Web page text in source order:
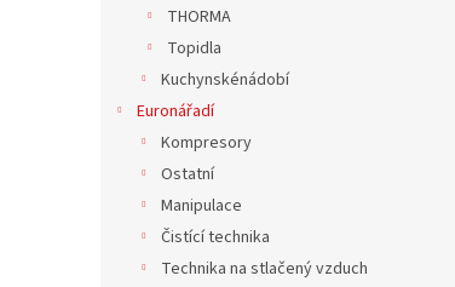
THORMA
Topidla
Kuchynskénádobí
Euronářadí
Kompresory
Ostatní
Manipulace
Čistící technika
Technika na stlačený vzduch